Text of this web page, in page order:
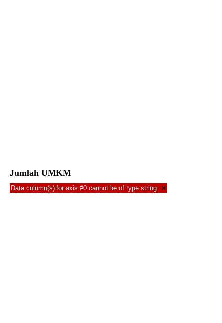
Jumlah UMKM
Data column(s) for axis #0 cannot be of type string ×